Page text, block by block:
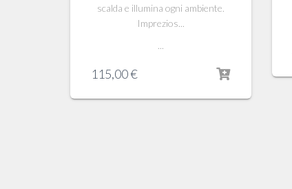
scalda e illumina ogni ambiente.
Imprezios...
115,00€